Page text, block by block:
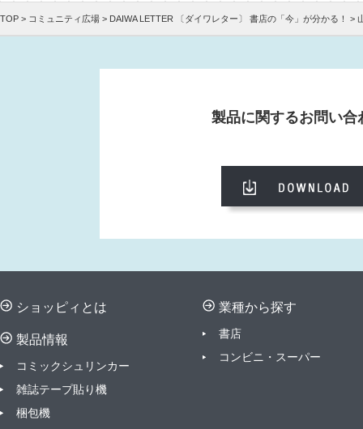
TOP > コミュニティ広場 > DAIWA LETTER 〔ダイワレター〕 書店の「今」が分かる！ >
製品に関するお問い
ショッピィとは
製品情報
コミックシュリンカー
雑誌テープ貼り機
梱包機
業種から探す
書店
コンビニ・スーパー